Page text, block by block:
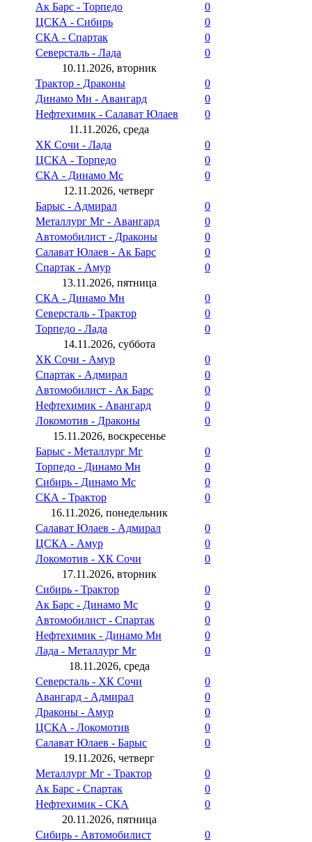
Ак Барс - Торпедо
0
ЦСКА - Сибирь
0
СКА - Спартак
0
Северсталь - Лада
0
10.11.2026, вторник
Трактор - Драконы
0
Динамо Мн - Авангард
0
Нефтехимик - Салават Юлаев
0
11.11.2026, среда
ХК Сочи - Лада
0
ЦСКА - Торпедо
0
СКА - Динамо Мс
0
12.11.2026, четверг
Барыс - Адмирал
0
Металлург Мг - Авангард
0
Автомобилист - Драконы
0
Салават Юлаев - Ак Барс
0
Спартак - Амур
0
13.11.2026, пятница
СКА - Динамо Мн
0
Северсталь - Трактор
0
Торпедо - Лада
0
14.11.2026, суббота
ХК Сочи - Амур
0
Спартак - Адмирал
0
Автомобилист - Ак Барс
0
Нефтехимик - Авангард
0
Локомотив - Драконы
0
15.11.2026, воскресенье
Барыс - Металлург Мг
0
Торпедо - Динамо Мн
0
Сибирь - Динамо Мс
0
СКА - Трактор
0
16.11.2026, понедельник
Салават Юлаев - Адмирал
0
ЦСКА - Амур
0
Локомотив - ХК Сочи
0
17.11.2026, вторник
Сибирь - Трактор
0
Ак Барс - Динамо Мс
0
Автомобилист - Спартак
0
Нефтехимик - Динамо Мн
0
Лада - Металлург Мг
0
18.11.2026, среда
Северсталь - ХК Сочи
0
Авангард - Адмирал
0
Драконы - Амур
0
ЦСКА - Локомотив
0
Салават Юлаев - Барыс
0
19.11.2026, четверг
Металлург Мг - Трактор
0
Ак Барс - Спартак
0
Нефтехимик - СКА
0
20.11.2026, пятница
Сибирь - Автомобилист
0